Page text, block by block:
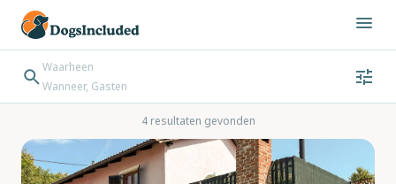
Waarheen
Wanneer, Gasten
Bestemming zoeken
Inchecken → Uitchecken4 resultaten gevonden